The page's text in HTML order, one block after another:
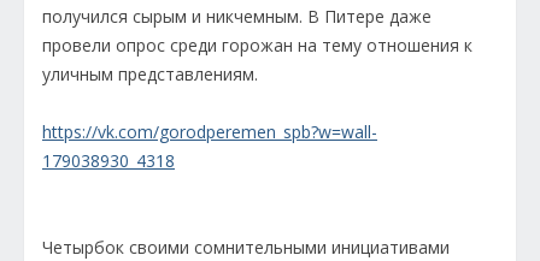
получился сырым и никчемным. В Питере даже
провели опрос среди горожан на тему отношения к
уличным представлениям.
https://vk.com/gorodperemen_spb?w=wall-
179038930_4318
Четырбок своими сомнительными инициативами